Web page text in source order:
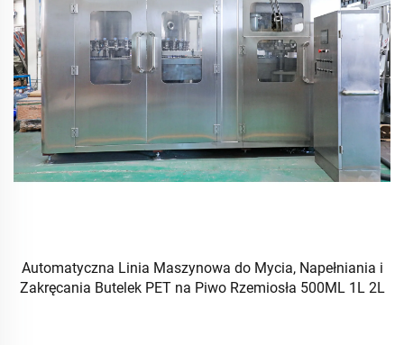
Automatyczna Linia Maszynowa do Mycia, Napełniania i
Zakręcania Butelek PET na Piwo Rzemiosła 500ML 1L 2L